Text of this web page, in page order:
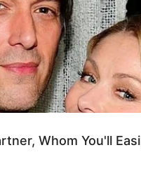
SHARE
asal Korea Selatan yang
tarik suara melalui
di industri KPop, ia
Entertainment.
milik Big Mama, Ailee
Whom You'll